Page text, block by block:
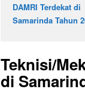
DAMRI Terdekat di
Samarinda Tahun
Teknisi/
di